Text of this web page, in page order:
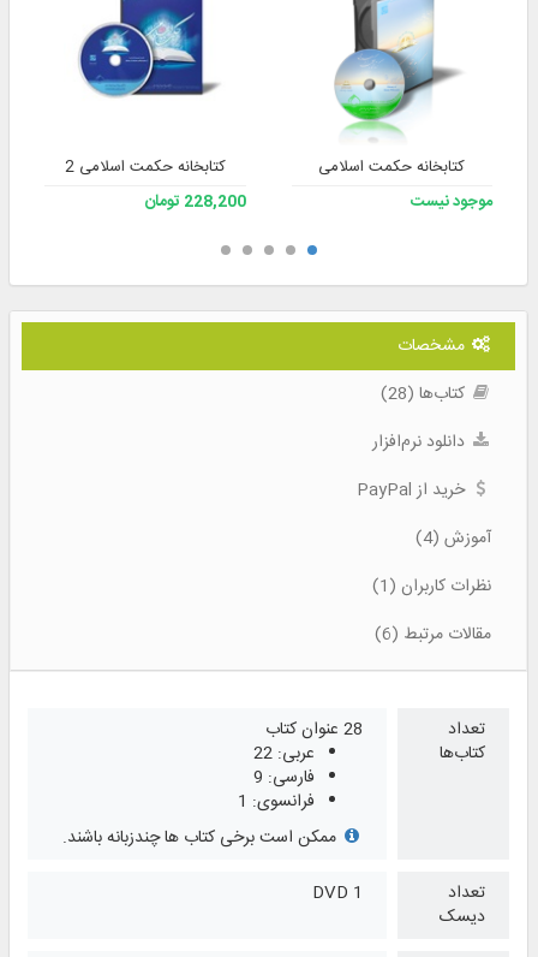
کتابخانه حکمت اسلامی
موجود نیست
کتابخانه حکمت اسلامی 2
228,200 تومان
مشخصات
کتاب‌ها (28)
دانلود نرم‌افزار
خرید از PayPal
آموزش (4)
نظرات کاربران (1)
مقالات مرتبط (6)
تعداد
کتاب‌ها
28 عنوان کتاب
عربی: 22
فارسی: 9
فرانسوی: 1
ممکن است برخی کتاب ها چندزبانه باشند.
تعداد
دیسک
1 DVD